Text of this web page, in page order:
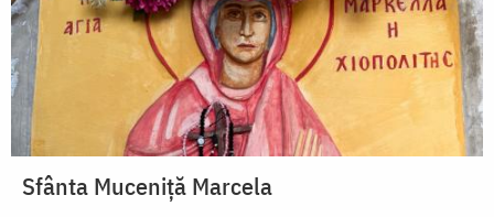
Sfânta Muceniță Marcela